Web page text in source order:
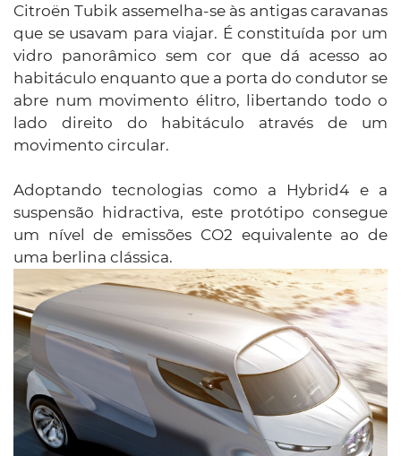
Citroën Tubik assemelha-se às antigas caravanas
que se usavam para viajar. É constituída por um
vidro panorâmico sem cor que dá acesso ao
habitáculo enquanto que a porta do condutor se
abre num movimento élitro, libertando todo o
lado direito do habitáculo através de um
movimento circular.
Adoptando tecnologias como a Hybrid4 e a
suspensão hidractiva, este protótipo consegue
um nível de emissões CO2 equivalente ao de
uma berlina clássica.